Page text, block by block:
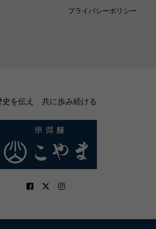
プライバシーポリシー
史を伝え 共に歩み続ける